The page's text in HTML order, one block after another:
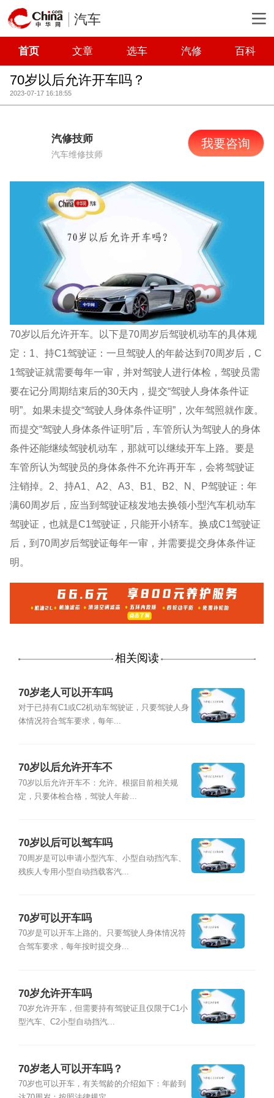
汽车
首页 文章 选车 汽修 百科
70岁以后允许开车吗？
2023-07-17 16:18:55
汽修技师
汽车维修技师
我要咨询
70岁以后允许开车。以下是70周岁后驾驶机动车的具体规
定：1、持C1驾驶证：一旦驾驶人的年龄达到70周岁后，C
1驾驶证就需要每年一审，并对驾驶人进行体检，驾驶员需
要在记分周期结束后的30天内，提交“驾驶人身体条件证
明”。如果未提交“驾驶人身体条件证明”，次年驾照就作废。
而提交“驾驶人身体条件证明”后，车管所认为驾驶人的身体
条件还能继续驾驶机动车，那就可以继续开车上路。要是
车管所认为驾驶员的身体条件不允许再开车，会将驾驶证
注销掉。2、持A1、A2、A3、B1、B2、N、P驾驶证：年
满60周岁后，应当到驾驶证核发地去换领小型汽车机动车
驾驶证，也就是C1驾驶证，只能开小轿车。换成C1驾驶证
后，到70周岁后驾驶证每年一审，并需要提交身体条件证
明。
相关阅读
70岁老人可以开车吗
对于已持有C1或C2机动车驾驶证，只要驾驶人身
体情况符合驾车要求，每年...
70岁以后允许开车不
70岁以后允许开车不：允许。根据目前相关规
定，只要体检合格，驾驶人年龄...
70岁以后可以驾车吗
70周岁是可以申请小型汽车、小型自动挡汽车、
残疾人专用小型自动挡载客汽...
70岁可以开车吗
70岁是可以开车上路的。只要驾驶人身体情况符
合驾车要求，每年按时提交身...
70岁允许开车吗
70岁允许开车，但需要持有驾驶证且仅限于C1小
型汽车、C2小型自动挡汽...
70岁老人可以开车吗？
70岁也可以开车，有关驾龄的介绍如下：年龄到